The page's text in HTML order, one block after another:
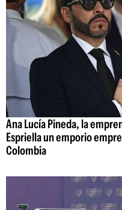
Ana Lucía Pineda, la
Espriella un emporio
Colombia